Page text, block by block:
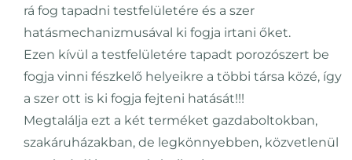
rá fog tapadni testfelületére és a szer
hatásmechanizmusával ki fogja irtani őket.
Ezen kívül a testfelületére tapadt porozószert be
fogja vinni fészkelő helyeikre a többi társa közé, így
a szer ott is ki fogja fejteni hatását!!!
Megtalálja ezt a két terméket gazdaboltokban,
szakáruházakban, de legkönnyebben, közvetlenül